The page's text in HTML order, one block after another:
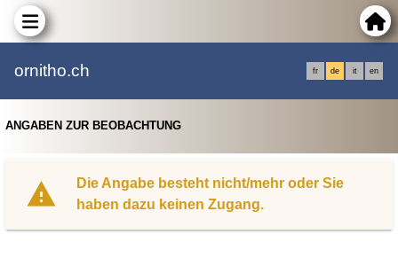
ornitho.ch fr de it en
ANGABEN ZUR BEOBACHTUNG
Die Angabe besteht nicht/mehr oder Sie
haben dazu keinen Zugang.